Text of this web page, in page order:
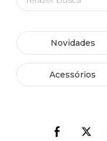
Novidades
Acessórios